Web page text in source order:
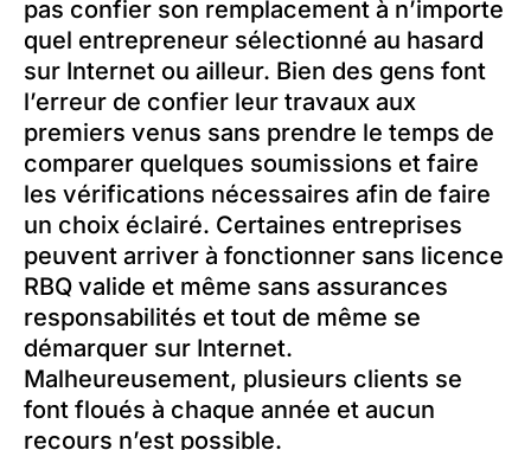
pas confier son remplacement à n’importe
quel entrepreneur sélectionné au hasard
sur Internet ou ailleur. Bien des gens font
l’erreur de confier leur travaux aux
premiers venus sans prendre le temps de
comparer quelques soumissions et faire
les vérifications nécessaires afin de faire
un choix éclairé. Certaines entreprises
peuvent arriver à fonctionner sans licence
RBQ valide et même sans assurances
responsabilités et tout de même se
démarquer sur Internet.
Malheureusement, plusieurs clients se
font floués à chaque année et aucun
recours n’est possible.